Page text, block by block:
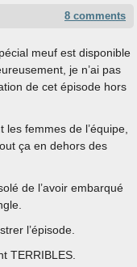
8 comments
meuf est disponible
je n’ai pas
de cet épisode hors
femmes de l’équipe,
ça en dehors des
de l’avoir embarqué
l’épisode.
TERRIBLES.